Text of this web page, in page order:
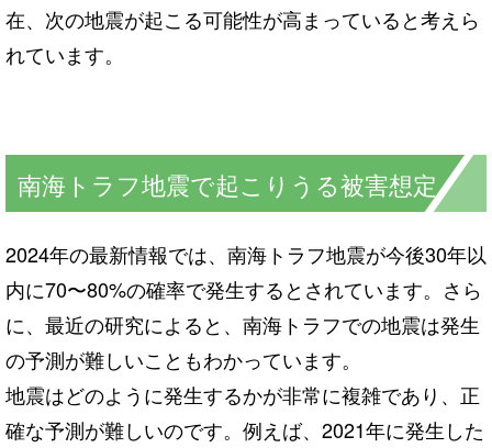
在、次の地震が起こる可能性が高まっていると考えら
れています。
南海トラフ地震で起こりうる被害想定
2024年の最新情報では、南海トラフ地震が今後30年以
内に70〜80%の確率で発生するとされています。さら
に、最近の研究によると、南海トラフでの地震は発生
の予測が難しいこともわかっています。
地震はどのように発生するかが非常に複雑であり、正
確な予測が難しいのです。例えば、2021年に発生した